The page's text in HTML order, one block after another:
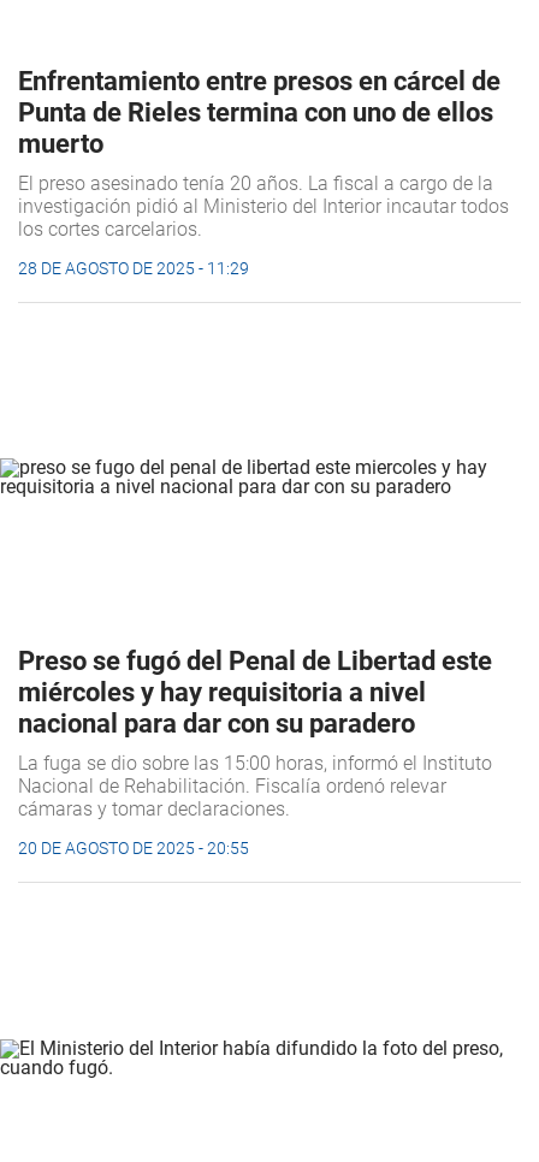
Enfrentamiento entre presos en cárcel de
Punta de Rieles termina con uno de ellos
muerto
El preso asesinado tenía 20 años. La fiscal a cargo de la
investigación pidió al Ministerio del Interior incautar todos
los cortes carcelarios.
28 DE AGOSTO DE 2025 - 11:29
Preso se fugó del Penal de Libertad este
miércoles y hay requisitoria a nivel
nacional para dar con su paradero
La fuga se dio sobre las 15:00 horas, informó el Instituto
Nacional de Rehabilitación. Fiscalía ordenó relevar
cámaras y tomar declaraciones.
20 DE AGOSTO DE 2025 - 20:55